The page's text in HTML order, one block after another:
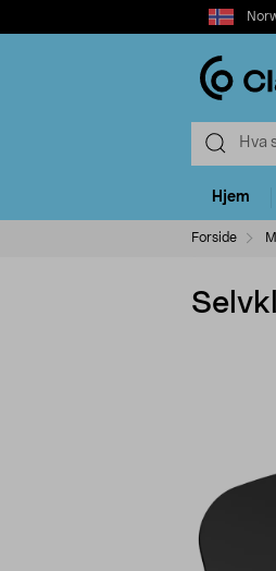
Select
market
Hjem
Forside